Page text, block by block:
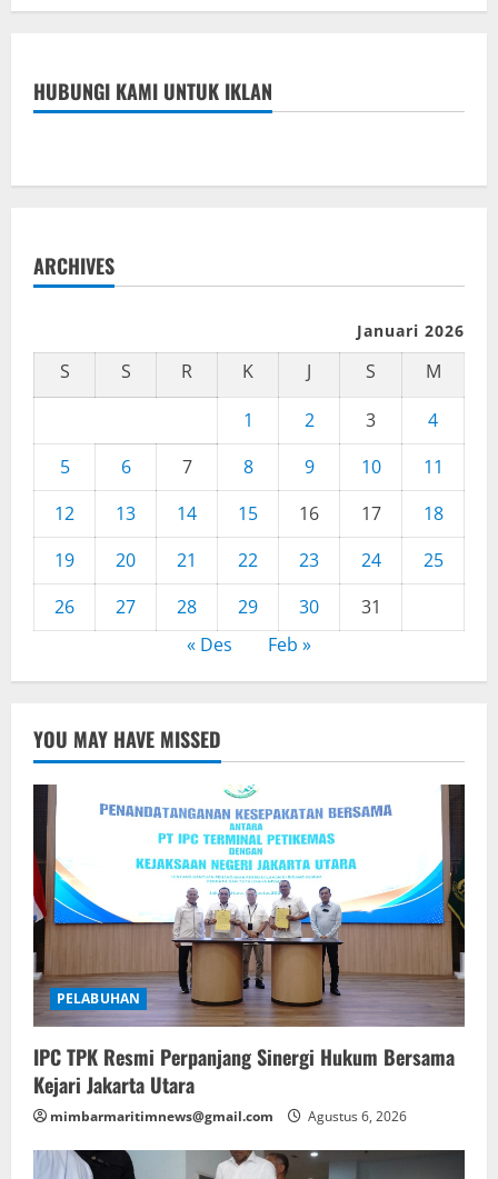
HUBUNGI KAMI UNTUK IKLAN
ARCHIVES
Januari 2026
S S R K J S
M
1
2 3
4
5
6 7 8 9 10
11
12
13 14 15 16 17
18
19
20 21 22 23 24
25
26
27 28 29 30
31
« Des
Feb »
YOU MAY HAVE MISSED
PELABUHAN
IPC TPK Resmi Perpanjang Sinergi Hukum Bersama
Kejari Jakarta Utara
mimbarmaritimnews@gmail.com Agustus 6, 2026